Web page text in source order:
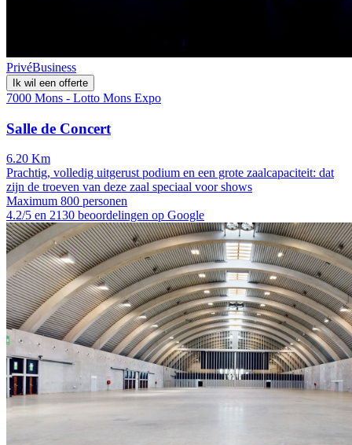
PrivéBusiness
Ik wil een offerte
7000 Mons - Lotto Mons Expo
Salle de Concert
6.20 Km
Prachtig, volledig uitgerust podium en een grote zaalcapaciteit: dat
zijn de troeven van deze zaal speciaal voor shows
Maximum 800 personen
4.2/5 en 2130 beoordelingen op Google